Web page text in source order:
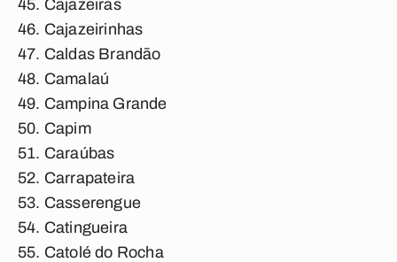
Cajazeiras
Cajazeirinhas
Caldas Brandão
Camalaú
Campina Grande
Capim
Caraúbas
Carrapateira
Casserengue
Catingueira
Catolé do Rocha